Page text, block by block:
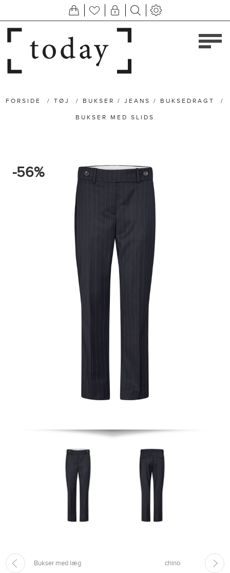
FORSIDE / TØJ / BUKSER / JEANS / BUKSEDRAGT /
BUKSER MED SLIDS
-56%
Bukser med læg chino